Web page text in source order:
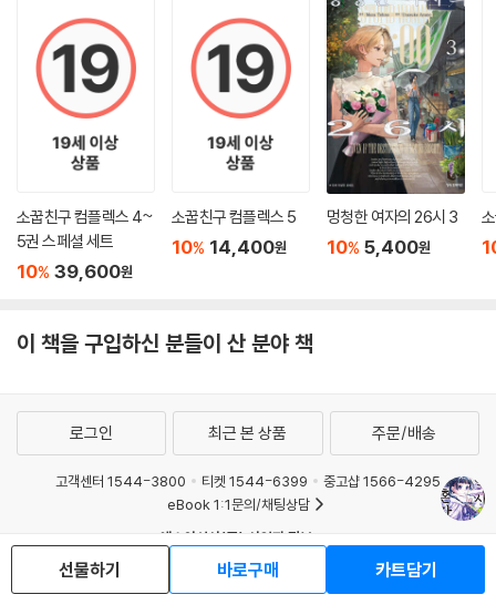
소꿉친구 컴플렉스 4~
5권 스페셜 세트
10% 39,600원
소꿉친구 컴플렉스 5
10% 14,400원
멍청한 여자의 26시 3
10% 5,400원
이 책을 구입하신 분들이 산 분야 책
선물하기 바로구매 카트담기
로그인 최근 본 상품 주문/배송
고객센터 1544-3800 티켓 1544-6399
중고샵 1566-4295
eBook 1:1문의/채팅상담
예스이십사(주) 사업자 정보
개인정보처리방침
청소년보호정책
PC버전
회사소개
거래처관계자께